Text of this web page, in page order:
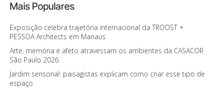
Mais Populares
Exposição celebra trajetória internacional da TROOST +
PESSOA Architects em Manaus
Arte, memória e afeto atravessam os ambientes da CASACOR
São Paulo 2026
Jardim sensorial: paisagistas explicam como criar esse tipo de
espaço